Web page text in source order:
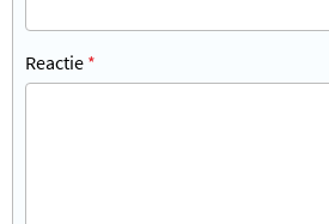
Reactie *